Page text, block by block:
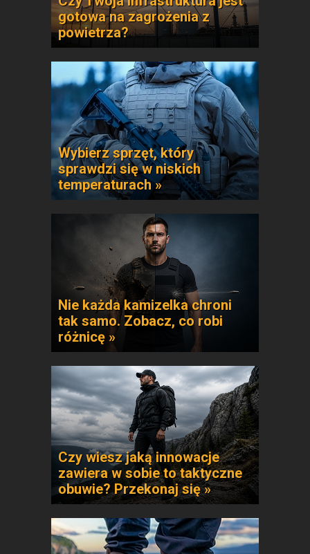
gotowa na zagrożenia z
powietrza?
Wybierz sprzęt, który
sprawdzi się w niskich
temperaturach »
Nie każda kamizelka chroni
tak samo. Zobacz, co robi
różnicę »
Czy wiesz jaką innowacje
zawiera w sobie to taktyczne
obuwie? Przekonaj się »